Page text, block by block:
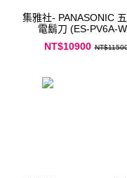
集雅社- PANASONIC 五枚刃
電鬍刀 (ES-PV6A-
NT$10900